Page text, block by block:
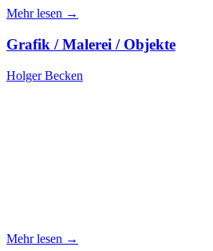
Mehr lesen →
Grafik / Malerei / Objekte
Holger Becken
Mehr lesen →